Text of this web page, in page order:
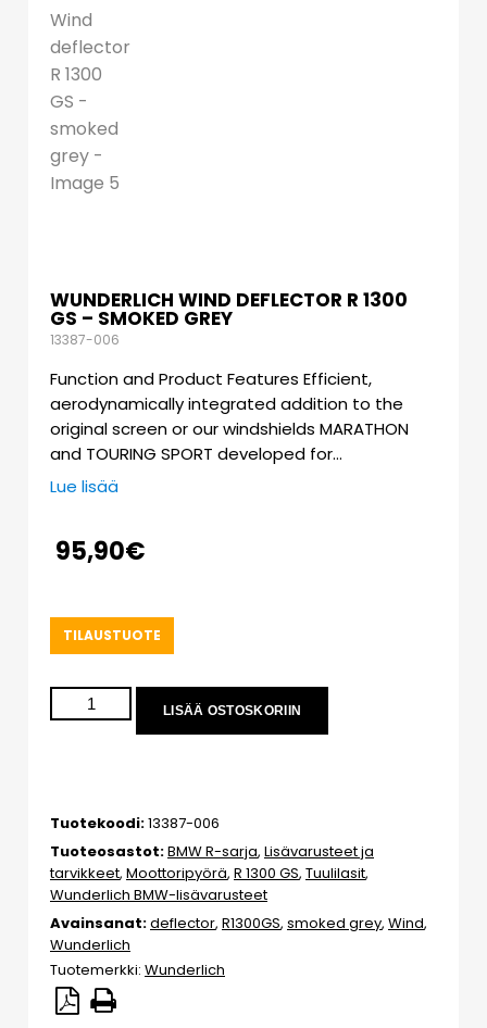
WUNDERLICH WIND DEFLECTOR R 1300
GS – SMOKED GREY
13387-006
Function and Product Features Efficient,
aerodynamically integrated addition to the
original screen or our windshields MARATHON
and TOURING SPORT developed for…
Lue lisää
95,90€
TILAUSTUOTE
LISÄÄ OSTOSKORIIN
Tuotekoodi:13387-006
Tuoteosastot:BMW R-sarja, Lisävarusteet ja
tarvikkeet, Moottoripyörä, R 1300 GS, Tuulilasit,
Wunderlich BMW-lisävarusteet
Avainsanat:deflector, R1300GS, smoked grey, Wind,
Wunderlich
Tuotemerkki: Wunderlich